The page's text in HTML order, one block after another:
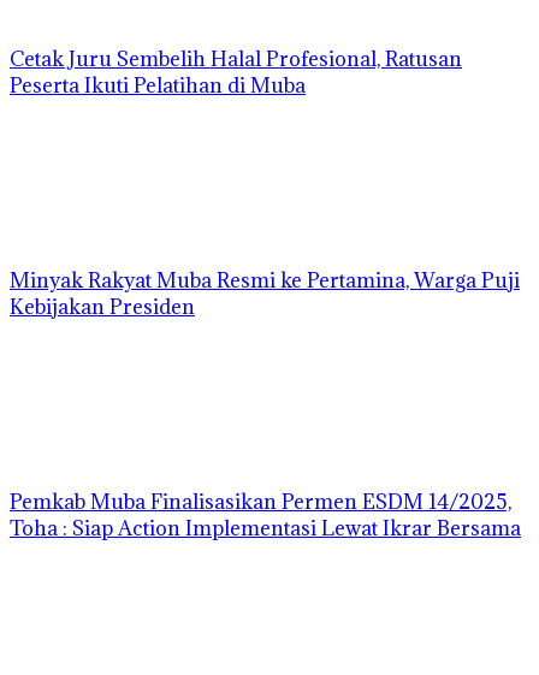
Cetak Juru Sembelih Halal Profesional, Ratusan
Peserta Ikuti Pelatihan di Muba
Minyak Rakyat Muba Resmi ke Pertamina, Warga Puji
Kebijakan Presiden
Pemkab Muba Finalisasikan Permen ESDM 14/2025,
Toha : Siap Action Implementasi Lewat Ikrar Bersama